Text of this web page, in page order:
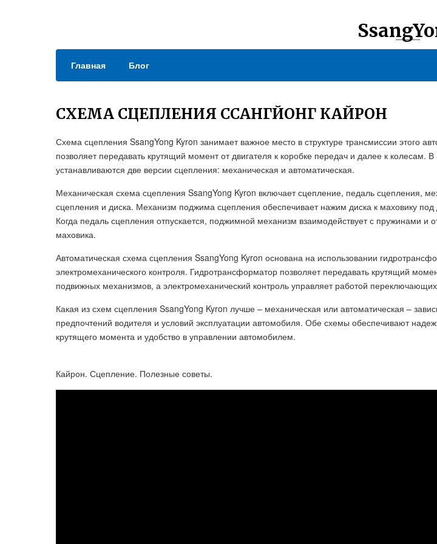
Главная Блог
СХЕМА СЦЕПЛЕНИЯ ССАНГЙОНГ КАЙРОН
Схема сцепления SsangYong Kyron занимает важное место в структуре трансмиссии этого
позволяет передавать крутящий момент от двигателя к коробке передач и далее к колесам.
устанавливаются две версии сцепления: механическая и автоматическая.
Механическая схема сцепления SsangYong Kyron включает сцепление, педаль сцепления,
сцепления и диска. Механизм поджима сцепления обеспечивает нажим диска к маховику
Когда педаль сцепления отпускается, поджимной механизм взаимодействует с пружинами и
маховика.
Автоматическая схема сцепления SsangYong Kyron основана на использовании
электромеханического контроля. Гидротрансформатор позволяет передавать крутящий
подвижных механизмов, а электромеханический контроль управляет работой
Какая из схем сцепления SsangYong Kyron лучше – механическая или автоматическая –
предпочтений водителя и условий эксплуатации автомобиля. Обе схемы обеспечивают
крутящего момента и удобство в управлении автомобилем.
Кайрон. Сцепление. Полезные советы.